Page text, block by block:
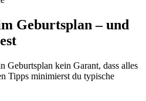
Geburtsplan – und
Geburtsplan kein Garant, dass alles
Tipps minimierst du typische